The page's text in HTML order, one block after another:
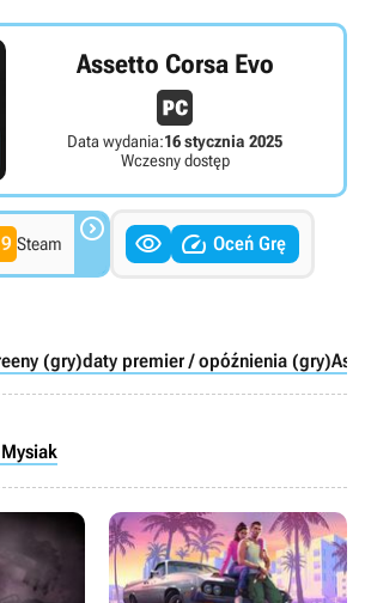
Assetto Corsa Evo
Data wydania:16 stycznia 2025
Wczesny dostęp
Steam    Oceń Grę
(gry)daty premier / opóźnienia (gry)